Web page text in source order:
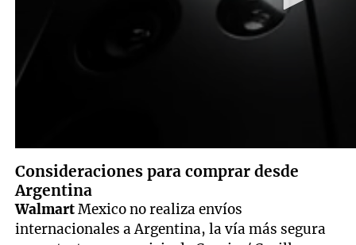
Consideraciones para comprar desde
Argentina
WalmartMexico no realiza envíos
internacionales a Argentina, la vía más segura